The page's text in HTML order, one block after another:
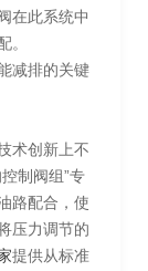
在此系统中
。
减排的关键
术创新上不
制阀组”专
路配合，使
压力调节的
提供从标准